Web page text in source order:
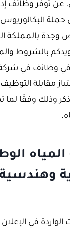
عن توفر وظائف
وجدة بالمملكة
بالشروط
وظائف في شركة
مقابلة
وذلك وفقًا لما
في